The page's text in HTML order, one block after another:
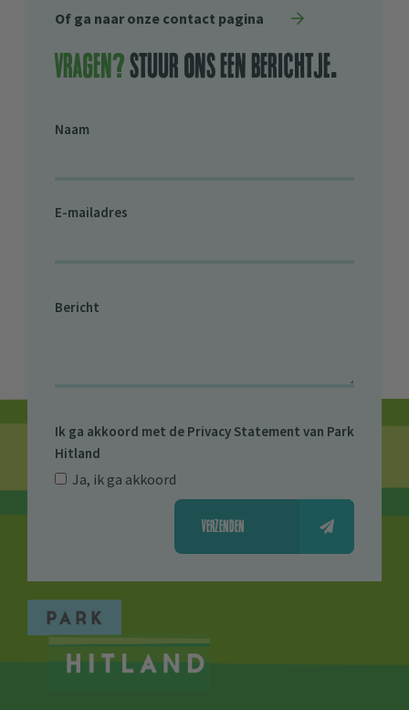
Of ga naar onze contact pagina
Vragen?stuur ons een berichtje.
Naam
E-mailadres
Bericht
Ik ga akkoord met de Privacy Statement van Park
Hitland
Ja, ik ga akkoord
VERZENDEN